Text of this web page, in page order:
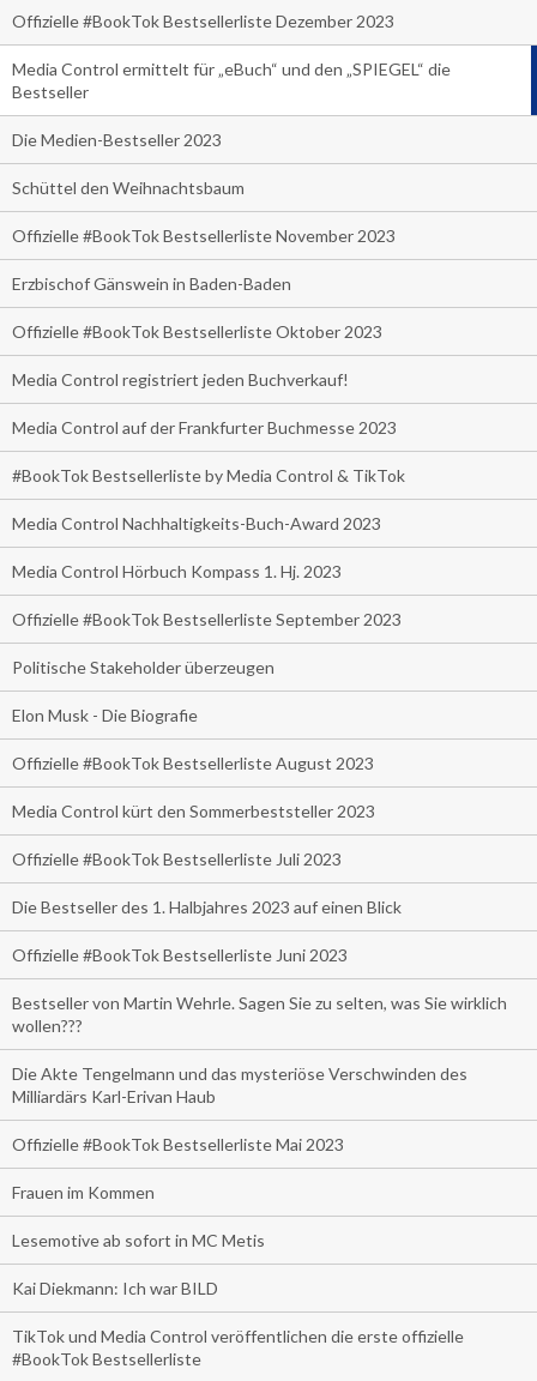
Offizielle #BookTok Bestsellerliste Dezember 2023
Media Control ermittelt für „eBuch“ und den „SPIEGEL“ die
Bestseller
Die Medien-Bestseller 2023
Schüttel den Weihnachtsbaum
Offizielle #BookTok Bestsellerliste November 2023
Erzbischof Gänswein in Baden-Baden
Offizielle #BookTok Bestsellerliste Oktober 2023
Media Control registriert jeden Buchverkauf!
Media Control auf der Frankfurter Buchmesse 2023
#BookTok Bestsellerliste by Media Control & TikTok
Media Control Nachhaltigkeits-Buch-Award 2023
Media Control Hörbuch Kompass 1. Hj. 2023
Offizielle #BookTok Bestsellerliste September 2023
Politische Stakeholder überzeugen
Elon Musk - Die Biografie
Offizielle #BookTok Bestsellerliste August 2023
Media Control kürt den Sommerbeststeller 2023
Offizielle #BookTok Bestsellerliste Juli 2023
Die Bestseller des 1. Halbjahres 2023 auf einen Blick
Offizielle #BookTok Bestsellerliste Juni 2023
Bestseller von Martin Wehrle. Sagen Sie zu selten, was Sie wirklich
wollen???
Die Akte Tengelmann und das mysteriöse Verschwinden des
Milliardärs Karl-Erivan Haub
Offizielle #BookTok Bestsellerliste Mai 2023
Frauen im Kommen
Lesemotive ab sofort in MC Metis
Kai Diekmann: Ich war BILD
TikTok und Media Control veröffentlichen die erste offizielle
#BookTok Bestsellerliste